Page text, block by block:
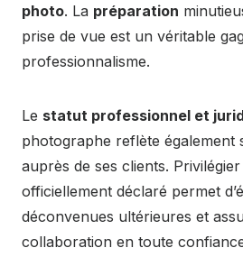
photo. La préparation
prise de vue est un véritable
professionnalisme.
Le statut professionnel et
photographe reflète également
auprès de ses clients.
officiellement déclaré permet
déconvenues ultérieures et
collaboration en toute